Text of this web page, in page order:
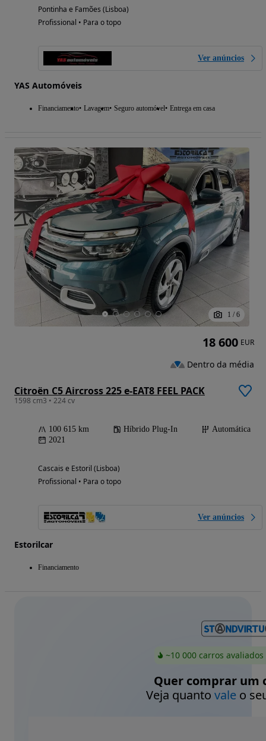
Pontinha e Famões (Lisboa)
Profissional • Para o topo
Ver anúncios
YAS Automóveis
Financiamento Lavagem Seguro automóvel Entrega em casa
1 / 6
Citroën C5 Aircross 225 e-EAT8 FEEL PACK
1598 cm3 • 224 cv
100 615 km Híbrido Plug-In
Automática
2021
Cascais e Estoril (Lisboa)
Profissional • Para o topo
Ver anúncios
Estorilcar
Financiamento
18 600 EUR
Dentro da média
~10 000 carros
Quer comprar um
Veja quanto valeo